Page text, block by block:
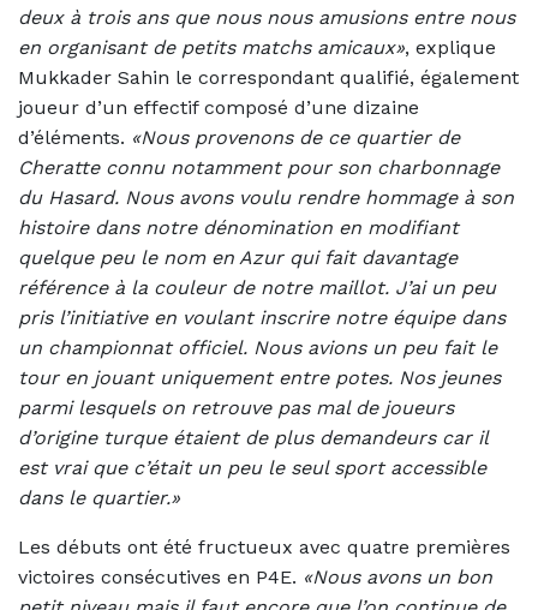
deux à trois ans que nous nous amusions entre nous
en organisant de petits matchs amicaux», explique
Mukkader Sahin le correspondant qualifié, également
joueur d’un effectif composé d’une dizaine
d’éléments. «Nous provenons de ce quartier de
Cheratte connu notamment pour son charbonnage
du Hasard. Nous avons voulu rendre hommage à son
histoire dans notre dénomination en modifiant
quelque peu le nom en Azur qui fait davantage
référence à la couleur de notre maillot. J’ai un peu
pris l’initiative en voulant inscrire notre équipe dans
un championnat officiel. Nous avions un peu fait le
tour en jouant uniquement entre potes. Nos jeunes
parmi lesquels on retrouve pas mal de joueurs
d’origine turque étaient de plus demandeurs car il
est vrai que c’était un peu le seul sport accessible
dans le quartier.»
Les débuts ont été fructueux avec quatre premières
victoires consécutives en P4E. «Nous avons un bon